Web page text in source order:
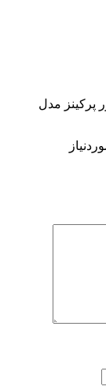
پرکینز مدل